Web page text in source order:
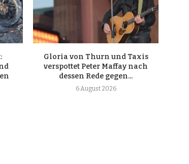
Gloria von Thurn und Taxis
verspottet Peter Maffay nach
dessen Rede gegen...
6 August 2026